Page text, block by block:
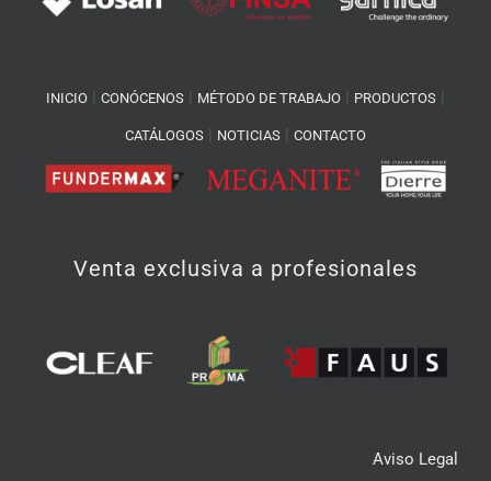
INICIO CONÓCENOS MÉTODO DE TRABAJO PRODUCTOS
CATÁLOGOS NOTICIAS CONTACTO
Venta exclusiva a profesionales
Aviso Legal